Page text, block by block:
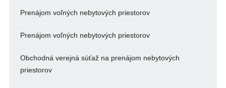
Prenájom voľných nebytových priestorov
Prenájom voľných nebytových priestorov
Obchodná verejná súťaž na prenájom nebytových
priestorov